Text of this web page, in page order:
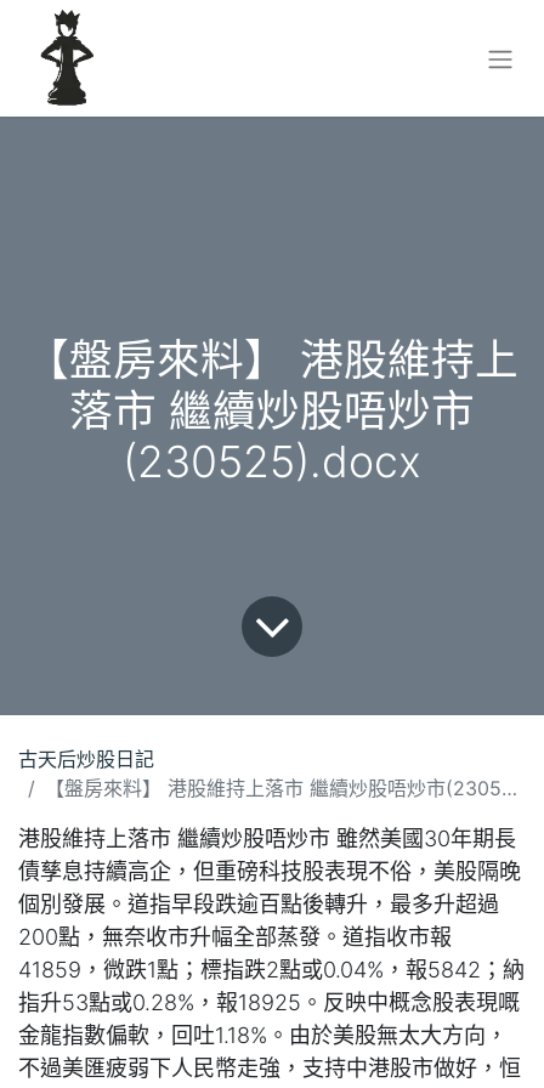
【盤房來料】 港股維持上
落市 繼續炒股唔炒市
(230525).docx
古天后炒股日記
【盤房來料】 港股維持上落市 繼續炒股唔炒市(230525).docx
港股維持上落市 繼續炒股唔炒市 雖然美國30年期長
債孳息持續高企，但重磅科技股表現不俗，美股隔晚
個別發展。道指早段跌逾百點後轉升，最多升超過
200點，無奈收市升幅全部蒸發。道指收市報
41859，微跌1點；標指跌2點或0.04%，報5842；納
指升53點或0.28%，報18925。反映中概念股表現嘅
金龍指數偏軟，回吐1.18%。由於美股無太大方向，
不過美匯疲弱下人民幣走強，支持中港股市做好，恒